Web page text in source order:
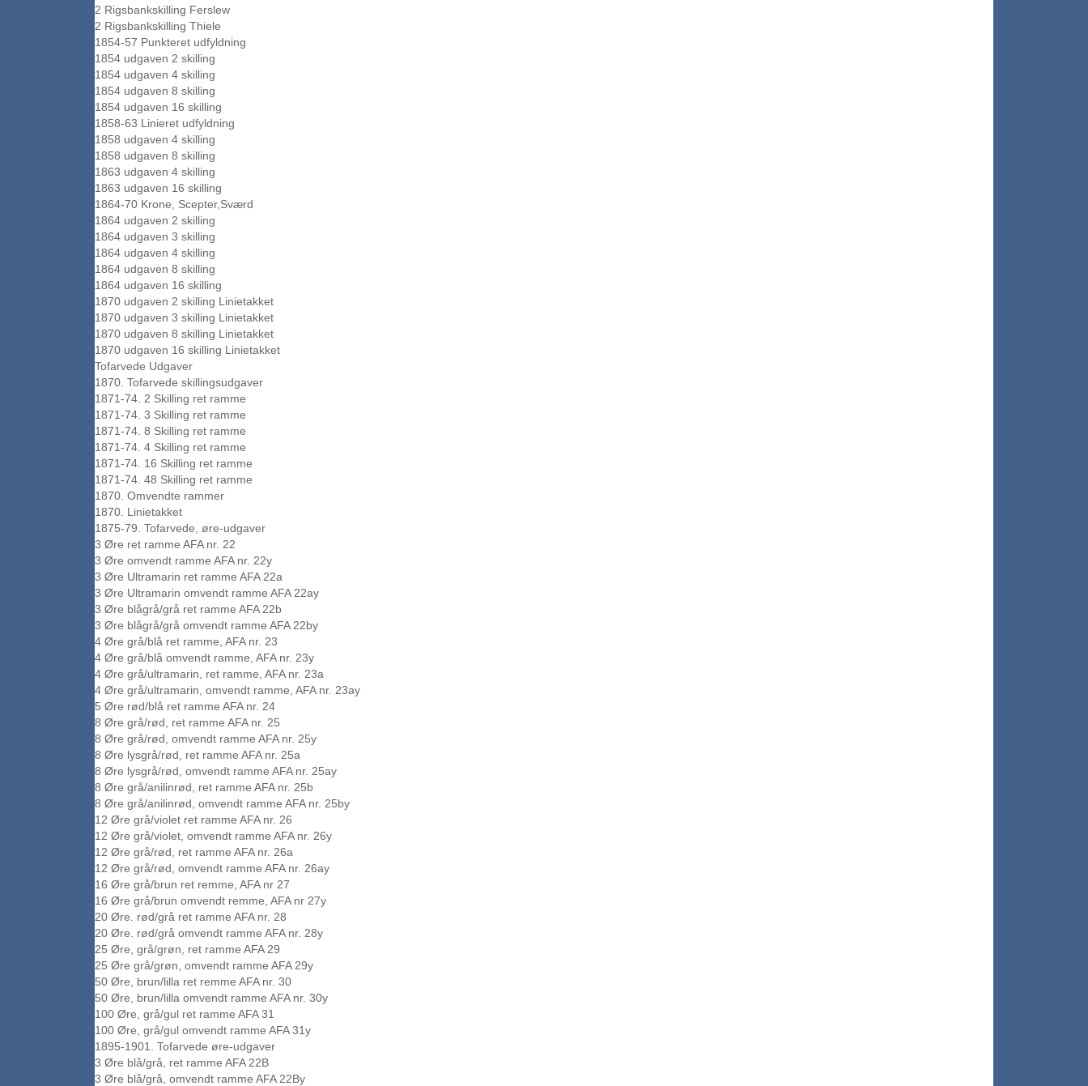
2 Rigsbankskilling Ferslew
2 Rigsbankskilling Thiele
1854-57 Punkteret udfyldning
1854 udgaven 2 skilling
1854 udgaven 4 skilling
1854 udgaven 8 skilling
1854 udgaven 16 skilling
1858-63 Linieret udfyldning
1858 udgaven 4 skilling
1858 udgaven 8 skilling
1863 udgaven 4 skilling
1863 udgaven 16 skilling
1864-70 Krone, Scepter,Sværd
1864 udgaven 2 skilling
1864 udgaven 3 skilling
1864 udgaven 4 skilling
1864 udgaven 8 skilling
1864 udgaven 16 skilling
1870 udgaven 2 skilling Linietakket
1870 udgaven 3 skilling Linietakket
1870 udgaven 8 skilling Linietakket
1870 udgaven 16 skilling Linietakket
Tofarvede Udgaver
1870. Tofarvede skillingsudgaver
1871-74. 2 Skilling ret ramme
1871-74. 3 Skilling ret ramme
1871-74. 8 Skilling ret ramme
1871-74. 4 Skilling ret ramme
1871-74. 16 Skilling ret ramme
1871-74. 48 Skilling ret ramme
1870. Omvendte rammer
1870. Linietakket
1875-79. Tofarvede, øre-udgaver
3 Øre ret ramme AFA nr. 22
3 Øre omvendt ramme AFA nr. 22y
3 Øre Ultramarin ret ramme AFA 22a
3 Øre Ultramarin omvendt ramme AFA 22ay
3 Øre blågrå/grå ret ramme AFA 22b
3 Øre blågrå/grå omvendt ramme AFA 22by
4 Øre grå/blå ret ramme, AFA nr. 23
4 Øre grå/blå omvendt ramme, AFA nr. 23y
4 Øre grå/ultramarin, ret ramme, AFA nr. 23a
4 Øre grå/ultramarin, omvendt ramme, AFA nr. 23ay
5 Øre rød/blå ret ramme AFA nr. 24
8 Øre grå/rød, ret ramme AFA nr. 25
8 Øre grå/rød, omvendt ramme AFA nr. 25y
8 Øre lysgrå/rød, ret ramme AFA nr. 25a
8 Øre lysgrå/rød, omvendt ramme AFA nr. 25ay
8 Øre grå/anilinrød, ret ramme AFA nr. 25b
8 Øre grå/anilinrød, omvendt ramme AFA nr. 25by
12 Øre grå/violet ret ramme AFA nr. 26
12 Øre grå/violet, omvendt ramme AFA nr. 26y
12 Øre grå/rød, ret ramme AFA nr. 26a
12 Øre grå/rød, omvendt ramme AFA nr. 26ay
16 Øre grå/brun ret remme, AFA nr 27
16 Øre grå/brun omvendt remme, AFA nr 27y
20 Øre. rød/grå ret ramme AFA nr. 28
20 Øre. rød/grå omvendt ramme AFA nr. 28y
25 Øre, grå/grøn, ret ramme AFA 29
25 Øre grå/grøn, omvendt ramme AFA 29y
50 Øre, brun/lilla ret remme AFA nr. 30
50 Øre, brun/lilla omvendt ramme AFA nr. 30y
100 Øre, grå/gul ret ramme AFA 31
100 Øre, grå/gul omvendt ramme AFA 31y
1895-1901. Tofarvede øre-udgaver
3 Øre blå/grå, ret ramme AFA 22B
3 Øre blå/grå, omvendt ramme AFA 22By